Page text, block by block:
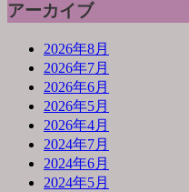
アーカイブ
2026年8月
2026年7月
2026年6月
2026年5月
2026年4月
2024年7月
2024年6月
2024年5月